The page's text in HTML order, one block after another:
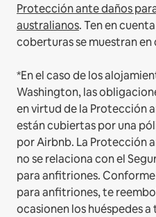
Protección ante daños
australianos. Ten en
coberturas se muestran
*En el caso de los
Washington, las
en virtud de la Protección
están cubiertas por una
por Airbnb. La Protección
no se relaciona con el
para anfitriones.
para anfitriones, te
ocasionen los huéspedes